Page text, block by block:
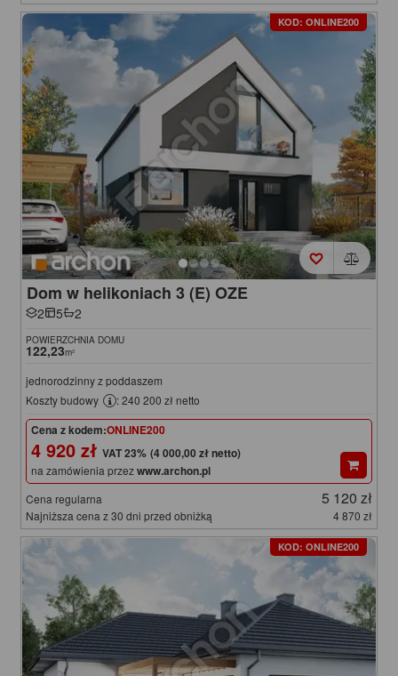
KOD: ONLINE200
Dom w helikoniach 3 (E) OZE
2 5 2
POWIERZCHNIA DOMU
122,23m²
jednorodzinny z poddaszem
Koszty budowy
: 240 200 zł netto
Cena z kodem:ONLINE200
4 920 zł (4 000,00 zł netto)
na zamówienia przezwww.archon.pl
Cena regularna 5 120 zł
Najniższa cena z 30 dni przed obniżką 4 870 zł
KOD: ONLINE200